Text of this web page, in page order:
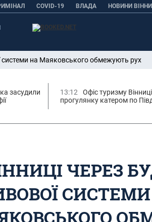
COVID-19 ВЛАДА НОВИНИ
системи на Маяковського обмежують рух
засудили
13:12
Офіс туризму
прогулянку катером по
ЧЕРЕЗ